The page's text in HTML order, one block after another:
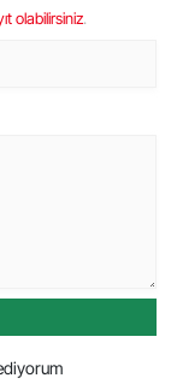
olabilirsiniz.